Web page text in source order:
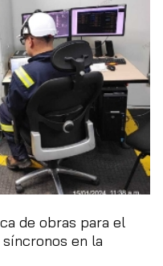
de obras para el
en la